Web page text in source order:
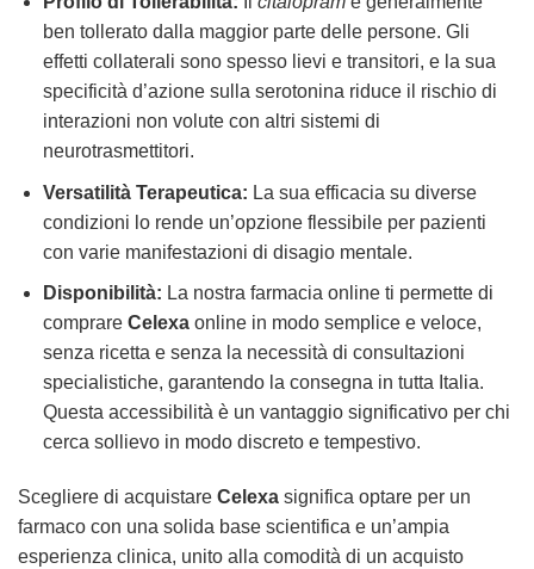
ben tollerato dalla maggior parte delle persone. Gli
effetti collaterali sono spesso lievi e transitori, e la sua
specificità d’azione sulla serotonina riduce il rischio di
interazioni non volute con altri sistemi di
neurotrasmettitori.
Versatilità Terapeutica: La sua efficacia su diverse
condizioni lo rende un’opzione flessibile per pazienti
con varie manifestazioni di disagio mentale.
Disponibilità: La nostra farmacia online ti permette di
comprare Celexaonline in modo semplice e veloce,
senza ricetta e senza la necessità di consultazioni
specialistiche, garantendo la consegna in tutta Italia.
Questa accessibilità è un vantaggio significativo per chi
cerca sollievo in modo discreto e tempestivo.
Scegliere di acquistare Celexa significa optare per un
farmaco con una solida base scientifica e un’ampia
esperienza clinica, unito alla comodità di un acquisto